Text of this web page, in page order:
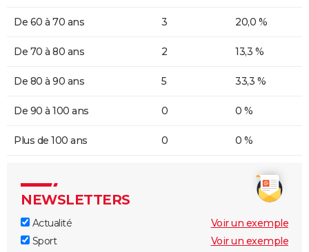
De 60 à 70 ans 3 20,0 %
De 70 à 80 ans 2 13,3 %
De 80 à 90 ans 5 33,3 %
De 90 à 100 ans 0 0 %
Plus de 100 ans 0 0 %
NEWSLETTERS
Actualité
Voir un exemple
Sport
Voir un exemple